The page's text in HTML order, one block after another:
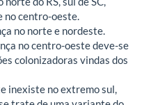
no centro-oeste.
no norte e nordeste.
no centro-oeste deve-se
colonizadoras vindas dos
inexiste no extremo sul,